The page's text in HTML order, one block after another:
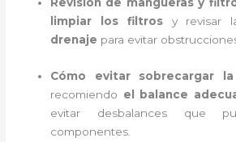
Revisión de mangueras y
limpiar los filtrosy revisar
drenaje para evitar
Cómo evitar sobrecargar la
recomiendo el balance
evitar desbalances que
componentes.